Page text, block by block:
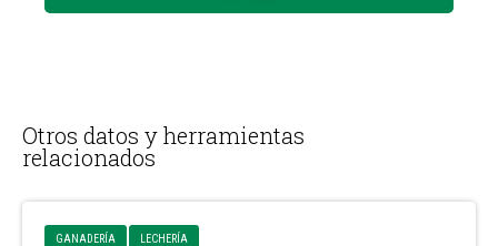
Otros datos y herramientas
relacionados
GANADERÍA LECHERÍA